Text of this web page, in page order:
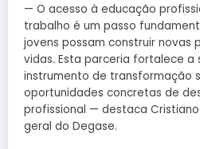
— O acesso à educação
trabalho é um passo
jovens possam construir novas
vidas. Esta parceria fortalece a
instrumento de transformação
oportunidades concretas de
profissional — destaca
geral do Degase.